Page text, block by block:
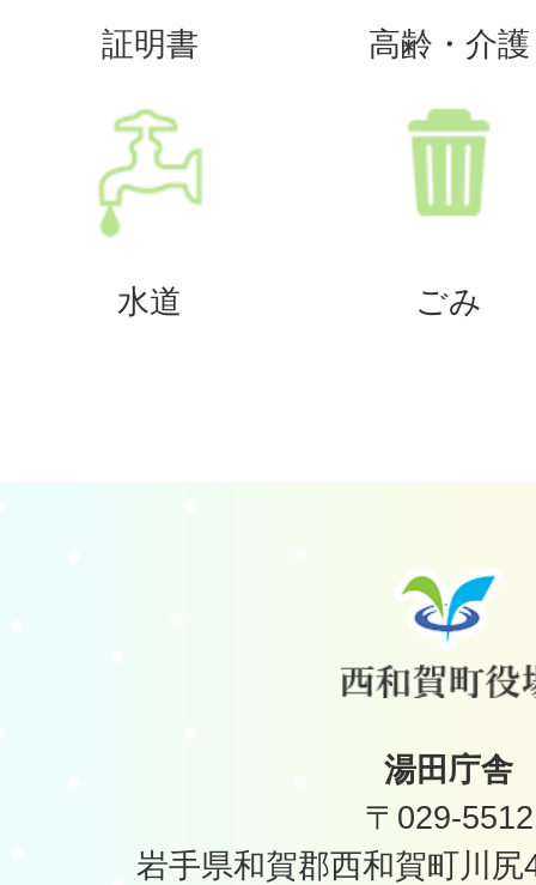
証明書 高齢・介護
水道 ごみ
湯田庁舎
〒029-5512
岩手県和賀郡西和賀町川